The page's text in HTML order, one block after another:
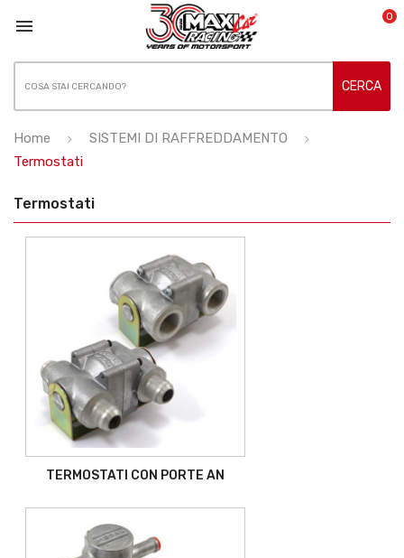
 0
CERCA
Home
SISTEMI DI RAFFREDDAMENTO
Termostati
Termostati
TERMOSTATI CON PORTE AN